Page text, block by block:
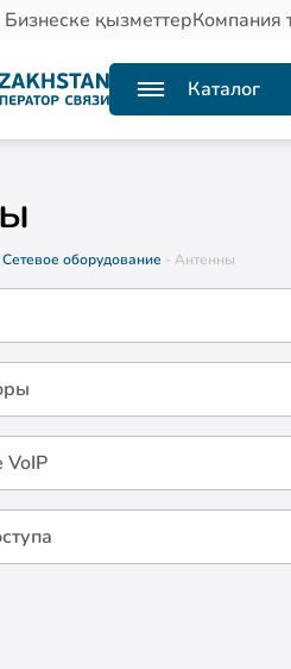
Бизнеске қызметтерКомпания
Каталог
оборудование - Антенны
VoIP